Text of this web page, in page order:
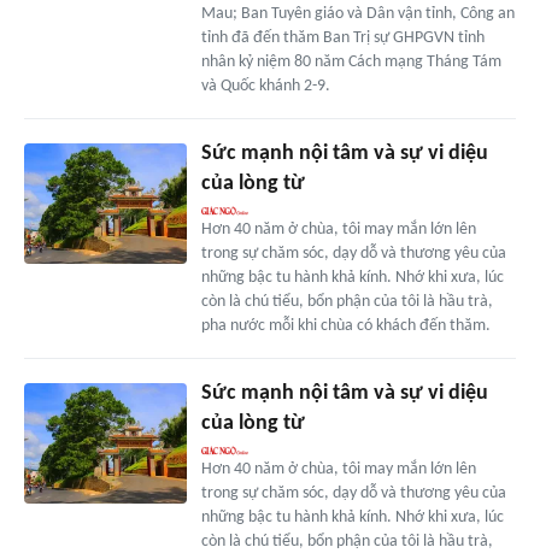
Mau; Ban Tuyên giáo và Dân vận tỉnh, Công an
tỉnh đã đến thăm Ban Trị sự GHPGVN tỉnh
nhân kỷ niệm 80 năm Cách mạng Tháng Tám
và Quốc khánh 2-9.
Sức mạnh nội tâm và sự vi diệu
của lòng từ
Hơn 40 năm ở chùa, tôi may mắn lớn lên
trong sự chăm sóc, dạy dỗ và thương yêu của
những bậc tu hành khả kính. Nhớ khi xưa, lúc
còn là chú tiểu, bổn phận của tôi là hầu trà,
pha nước mỗi khi chùa có khách đến thăm.
Sức mạnh nội tâm và sự vi diệu
của lòng từ
Hơn 40 năm ở chùa, tôi may mắn lớn lên
trong sự chăm sóc, dạy dỗ và thương yêu của
những bậc tu hành khả kính. Nhớ khi xưa, lúc
còn là chú tiểu, bổn phận của tôi là hầu trà,